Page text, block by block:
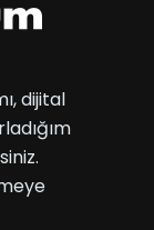
dijital